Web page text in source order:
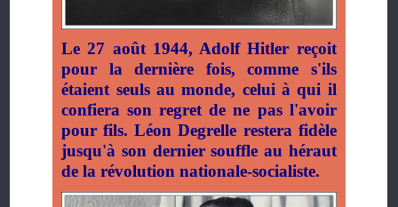
Le 27 août 1944, Adolf Hitler reçoit
pour la dernière fois, comme s'ils
étaient seuls au monde, celui à qui il
confiera son regret de ne pas l'avoir
pour fils. Léon Degrelle restera fidèle
jusqu'à son dernier souffle au héraut
de la révolution nationale-socialiste.